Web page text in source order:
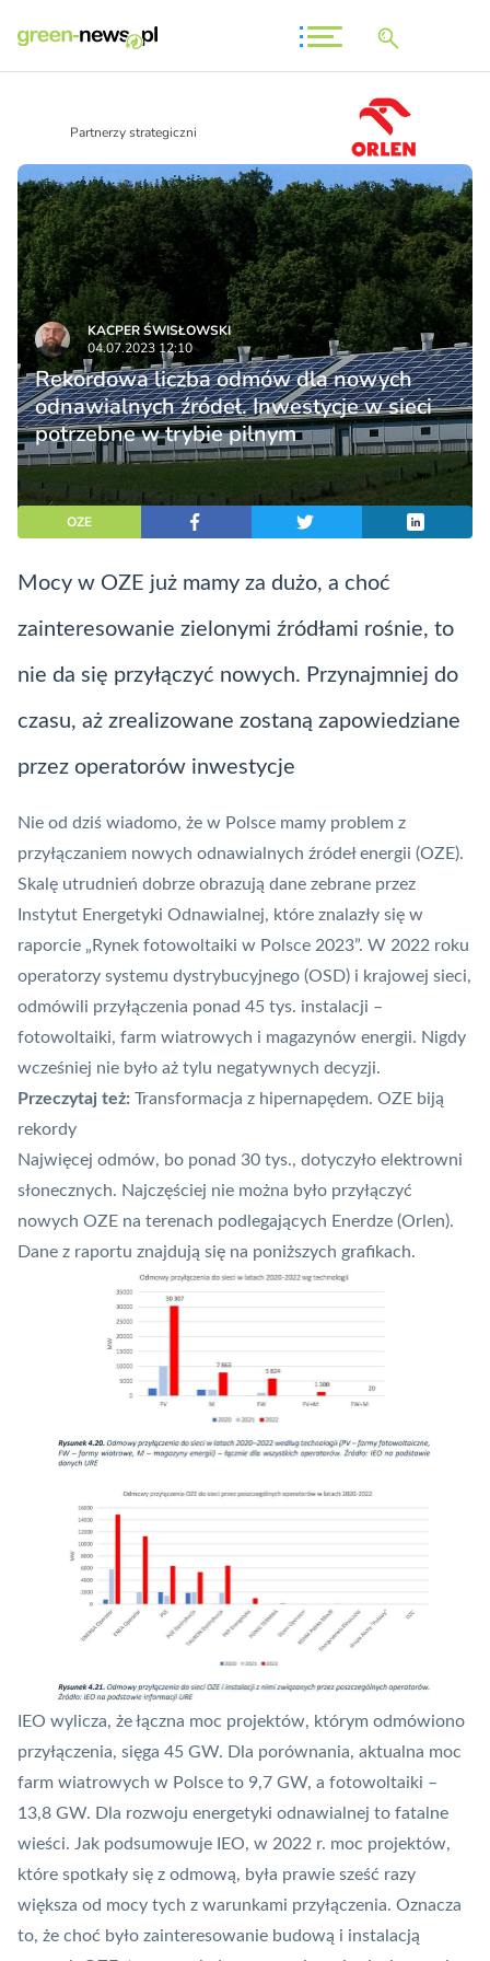
Partnerzy strategiczni
KACPER ŚWISŁO­WSKI
04.07.2023 12:10
Rekordowa liczba odmów dla nowych
odnawialnych źródeł. Inwestycje w sieci
potrzebne w trybie pilnym
OZE
Mocy w OZE już mamy za dużo, a choć
zainteresowanie zielonymi źródłami rośnie, to
nie da się przyłączyć nowych. Przynajmniej do
czasu, aż zrealizowane zostaną zapowiedziane
przez operatorów inwestycje
Nie od dziś wiadomo, że w Polsce mamy problem z
przyłączaniem nowych odnawialnych źródeł energii (OZE).
Skalę utrudnień dobrze obrazują dane zebrane przez
Instytut Energetyki Odnawialnej, które znalazły się w
raporcie „Rynek fotowoltaiki w Polsce 2023”. W 2022 roku
operatorzy systemu dystrybucyjnego (OSD) i krajowej sieci,
odmówili przyłączenia ponad 45 tys. instalacji –
fotowoltaiki, farm wiatrowych i magazynów energii. Nigdy
wcześniej nie było aż tylu negatywnych decyzji.
Przeczytaj też: Transformacja z hipernapędem. OZE biją
rekordy
Najwięcej odmów, bo ponad 30 tys., dotyczyło elektrowni
słonecznych. Najczęściej nie można było przyłączyć
nowych OZE na terenach podlegających Enerdze (Orlen).
Dane z raportu znajdują się na poniższych grafikach.
IEO wylicza, że łączna moc projektów, którym odmówiono
przyłączenia, sięga 45 GW. Dla porównania, aktualna moc
farm wiatrowych w Polsce to 9,7 GW, a fotowoltaiki –
13,8 GW. Dla rozwoju energetyki odnawialnej to fatalne
wieści. Jak podsumowuje IEO, w 2022 r. moc projektów,
które spotkały się z odmową, była prawie sześć razy
większa od mocy tych z warunkami przyłączenia. Oznacza
to, że choć było zainteresowanie budową i instalacją